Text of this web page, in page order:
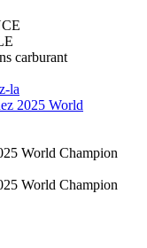
carburant
la
2025 World
World Champion
World Champion